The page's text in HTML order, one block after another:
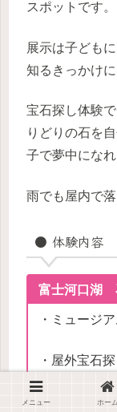
スポットです。
展示は子ども
知るきっかけに
宝石探し体験
りどりの石を
子で夢中になれ
雨でも屋内で
● 体験内容
富士河口湖
・ミュージ
・屋外宝石
当日受付】
メニュー ホーム